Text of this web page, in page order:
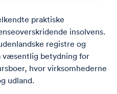
praktiske
insolvens.
registre og
væsentlig betydning for
hvor virksomhederne
udland.